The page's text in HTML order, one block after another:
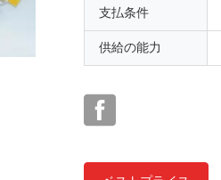
支払条件
供給の能力